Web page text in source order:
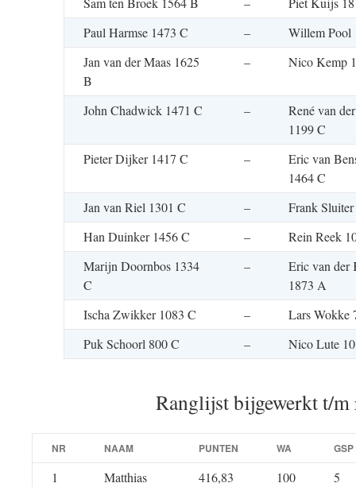
Paul Harmse 1473 C
–
Willem Pool
Jan van der Maas 1625
B
– Nico Kemp
John Chadwick 1471 C –
René van
1199 C
Pieter Dijker 1417 C
–
Eric van
1464 C
Jan van Riel 1301 C
–
Frank
Han Duinker 1456 C
–
Rein Reek
Marijn Doornbos 1334
C
–
Eric van der
1873 A
Ischa Zwikker 1083 C
–
Lars Wokke
Puk Schoorl 800 C
– Nico Lute
Ranglijst bijgewerkt t/m
NR NAAM PUNTEN WA GSP
1
Matthias
416,83 100 5